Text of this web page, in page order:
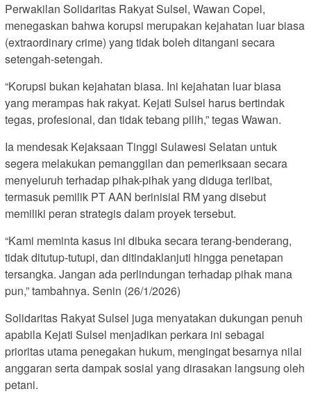
Perwakilan Solidaritas Rakyat Sulsel, Wawan Copel,
menegaskan bahwa korupsi merupakan kejahatan luar biasa
(extraordinary crime) yang tidak boleh ditangani secara
setengah-setengah.
“Korupsi bukan kejahatan biasa. Ini kejahatan luar biasa
yang merampas hak rakyat. Kejati Sulsel harus bertindak
tegas, profesional, dan tidak tebang pilih,” tegas Wawan.
Ia mendesak Kejaksaan Tinggi Sulawesi Selatan untuk
segera melakukan pemanggilan dan pemeriksaan secara
menyeluruh terhadap pihak-pihak yang diduga terlibat,
termasuk pemilik PT AAN berinisial RM yang disebut
memiliki peran strategis dalam proyek tersebut.
“Kami meminta kasus ini dibuka secara terang-benderang,
tidak ditutup-tutupi, dan ditindaklanjuti hingga penetapan
tersangka. Jangan ada perlindungan terhadap pihak mana
pun,” tambahnya. Senin (26/1/2026)
Solidaritas Rakyat Sulsel juga menyatakan dukungan penuh
apabila Kejati Sulsel menjadikan perkara ini sebagai
prioritas utama penegakan hukum, mengingat besarnya nilai
anggaran serta dampak sosial yang dirasakan langsung oleh
petani.